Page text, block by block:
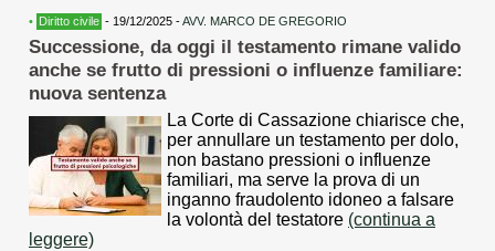
• Diritto civile - 19/12/2025 -AVV. MARCO DE GREGORIO
Successione, da oggi il testamento rimane valido
anche se frutto di pressioni o influenze familiare:
nuova sentenza
La Corte di Cassazione chiarisce che,
per annullare un testamento per dolo,
non bastano pressioni o influenze
familiari, ma serve la prova di un
inganno fraudolento idoneo a falsare
la volontà del testatore (continua a
leggere)